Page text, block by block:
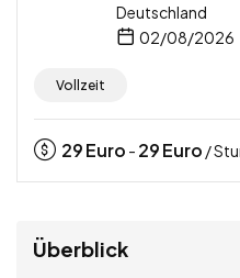
Deutschland
02/08/2026
Vollzeit
29Euro - 29Euro /
Überblick